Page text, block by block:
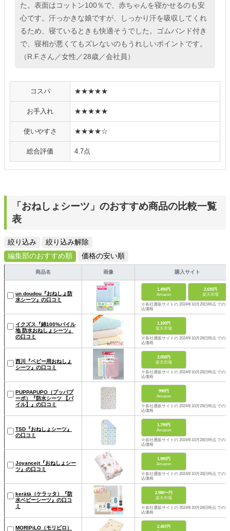
た。表面はコットン100％で、赤ちゃんを寝かせるのも安
心です。汗っかきな娘ですが、しっかり汗を吸収してくれ
るため、寝ているときも快適そうでした。ゴムバンド付き
で、寝相が悪くてもズレないのもうれしいポイントです。
（R.F.さん／女性／28歳／会社員）
コスパ ★★★★★
お手入れ ★★★★★
使いやすさ ★★★★☆
総合評価 4.7点
「おねしょシーツ」のおすすめ商品の比較一覧
表
絞り込み
絞り込み解除
編集部のおすすめ順
価格の安い順
商品名 画像 購入サイト
un doudou『おねしょ防
水シーツ』の口コミ
1,490円
Amazon
2,635円
楽天市場
※各社通販サイトの 2024年10月29日時点 での税
込価格
イクズス『綿100%パイル
地 防水おねしょシーツ』
の口コミ
1,100円
楽天市場
※各社通販サイトの 2024年10月28日時点 での税
込価格
西川『ベビー用おねしょ
シーツ』の口コミ
3,058円
楽天市場
※各社通販サイトの 2024年10月28日時点 での税
込価格
PUPPAPUPO（プッパプ
ーポ）『防水シーツ 【パ
イル】』の口コミ
990円
Amazon
※各社通販サイトの 2024年10月29日時点 での税
込価格
TSD『おねしょシーツ』
の口コミ
1,799円
Amazon
※各社通販サイトの 2024年10月28日時点 での税
込価格
Joyancejt『おねしょシー
ツ』の口コミ
1,980円
Amazon
※各社通販サイトの 2024年10月28日時点 での税
込価格
kerätä（ケラッタ）『防
水ベビーシーツ』の口コ
ミ
2,980〜円
楽天市場
※各社通販サイトの 2024年10月28日時点 での税
込価格
MORIPiLO（モリピロ）
2,487円